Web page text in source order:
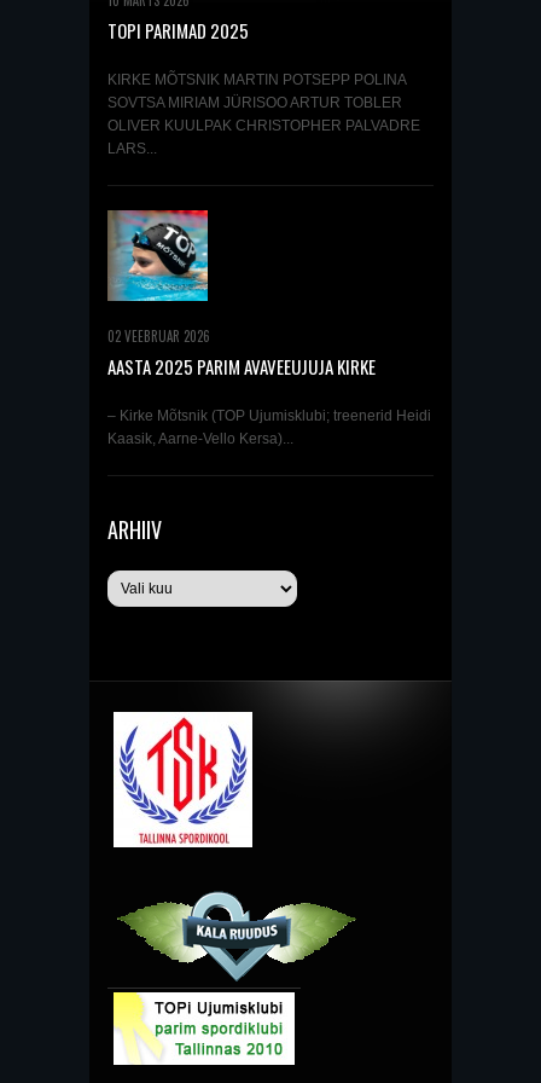
TOPI PARIMAD 2025
KIRKE MÕTSNIK MARTIN POTSEPP POLINA
SOVTSA MIRIAM JÜRISOO ARTUR TOBLER
OLIVER KUULPAK CHRISTOPHER PALVADRE
LARS...
02 VEEBRUAR 2026
AASTA 2025 PARIM AVAVEEUJUJA KIRKE
– Kirke Mõtsnik (TOP Ujumisklubi; treenerid Heidi
Kaasik, Aarne-Vello Kersa)...
ARHIIV
Arhiiv